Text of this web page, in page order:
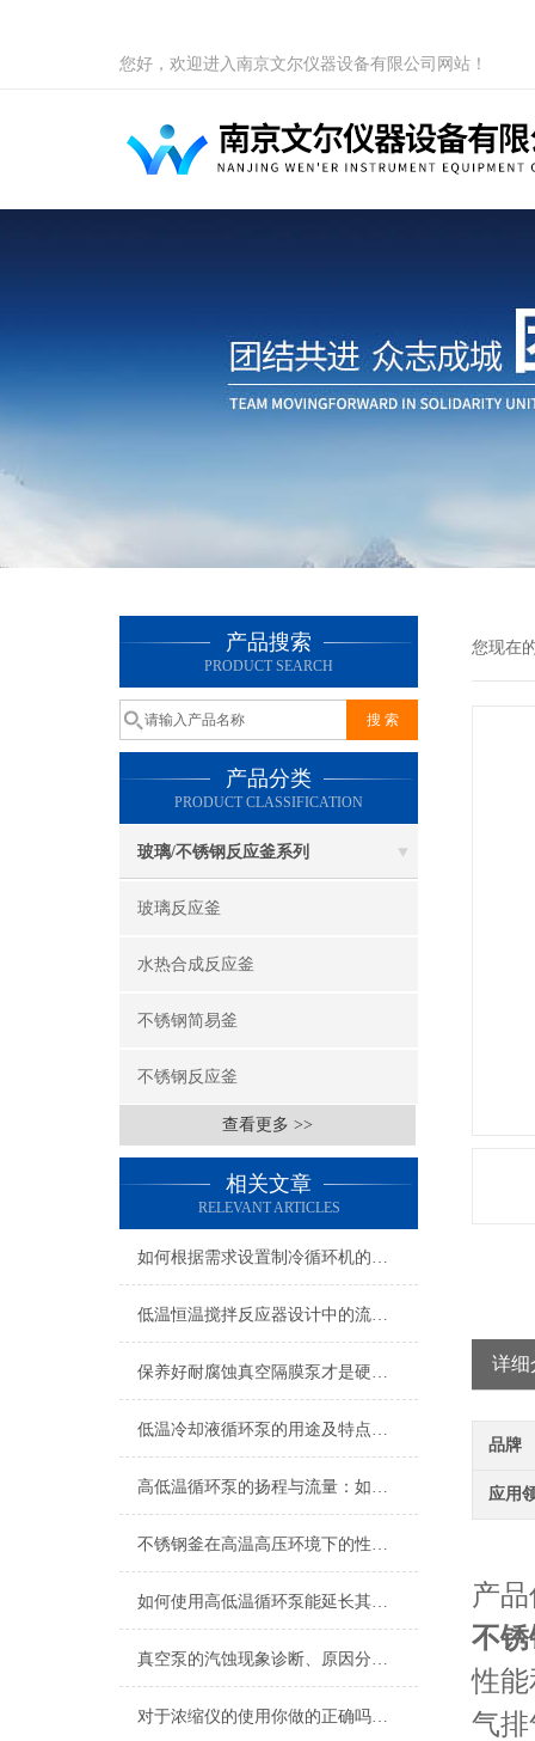
您好，欢迎进入南京文尔仪器设备有限公司网站！
产品搜索
PRODUCT SEARCH
产品分类
PRODUCT CLASSIFICATION
玻璃/不锈钢反应釜系列
玻璃反应釜
水热合成反应釜
不锈钢简易釜
不锈钢反应釜
查看更多 >>
相关文章
RELEVANT ARTICLES
如何根据需求设置制冷循环机的参数？
低温恒温搅拌反应器设计中的流体力学与传热传质问题
保养好耐腐蚀真空隔膜泵才是硬道理！
低温冷却液循环泵的用途及特点分析
高低温循环泵的扬程与流量：如何满足远距离与多反应釜的流量分配需求
不锈钢釜在高温高压环境下的性能表现
如何使用高低温循环泵能延长其使用寿命？
真空泵的汽蚀现象诊断、原因分析及预防对策
对于浓缩仪的使用你做的正确吗？看这里！
您现在
详细
品牌
应用
产
不
性
气